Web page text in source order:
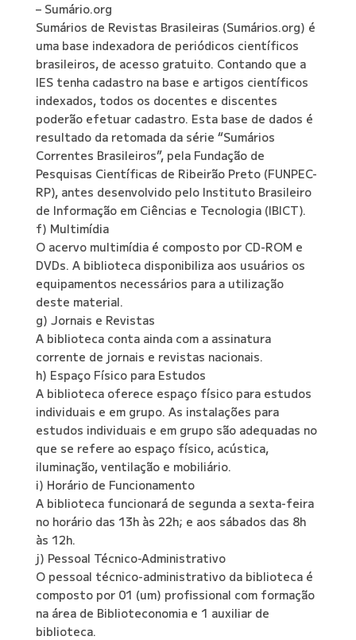
– Sumário.org
Sumários de Revistas Brasileiras (Sumários.org) é
uma base indexadora de periódicos científicos
brasileiros, de acesso gratuito. Contando que a
IES tenha cadastro na base e artigos científicos
indexados, todos os docentes e discentes
poderão efetuar cadastro. Esta base de dados é
resultado da retomada da série “Sumários
Correntes Brasileiros”, pela Fundação de
Pesquisas Científicas de Ribeirão Preto (FUNPEC-
RP), antes desenvolvido pelo Instituto Brasileiro
de Informação em Ciências e Tecnologia (IBICT).
f) Multimídia
O acervo multimídia é composto por CD-ROM e
DVDs. A biblioteca disponibiliza aos usuários os
equipamentos necessários para a utilização
deste material.
g) Jornais e Revistas
A biblioteca conta ainda com a assinatura
corrente de jornais e revistas nacionais.
h) Espaço Físico para Estudos
A biblioteca oferece espaço físico para estudos
individuais e em grupo. As instalações para
estudos individuais e em grupo são adequadas no
que se refere ao espaço físico, acústica,
iluminação, ventilação e mobiliário.
i) Horário de Funcionamento
A biblioteca funcionará de segunda a sexta-feira
no horário das 13h às 22h; e aos sábados das 8h
às 12h.
j) Pessoal Técnico-Administrativo
O pessoal técnico-administrativo da biblioteca é
composto por 01 (um) profissional com formação
na área de Biblioteconomia e 1 auxiliar de
biblioteca.